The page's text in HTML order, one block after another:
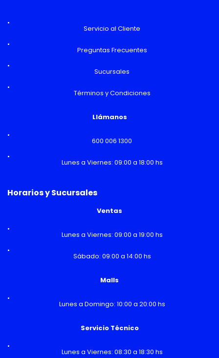
Servicio al Cliente
Preguntas Frecuentes
Sucursales
Términos y Condiciones
Llámanos
600 006 1300
Lunes a Viernes: 09:00 a 18:00 hs
Horarios y Sucursales
Ventas
Lunes a Viernes: 09:00 a 19:00 hs
Sábado: 09:00 a 14:00 hs
Malls
Lunes a Domingo: 10:00 a 20:00 hs
Servicio Técnico
Lunes a Viernes: 08:30 a 18:30 hs